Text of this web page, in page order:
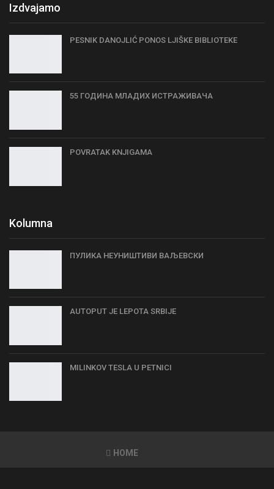
Izdvajamo
PESNIK DANOJLIĆ PONOS LJIŠKE BIBLIOTEKE
55 ГОДИНА МЛАДИХ ИСТРАЖИВАЧА
POVRATAK KNJIGAMA
Kolumna
ПУЛИКА НЕУНИШТИВИ ВАЉЕВСКИ
AUTOPUT JE LEPOTA SRBIJE
MILINKOV TESLA U PETNICI
HOME